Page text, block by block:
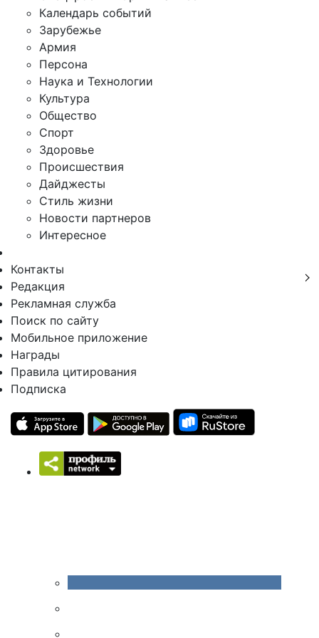
Календарь событий
Зарубежье
Армия
Персона
Наука и Технологии
Культура
Общество
Спорт
Здоровье
Происшествия
Дайджесты
Стиль жизни
Новости партнеров
Интересное
Контакты
Редакция
Рекламная служба
Поиск по сайту
Мобильное приложение
Награды
Правила цитирования
Подписка